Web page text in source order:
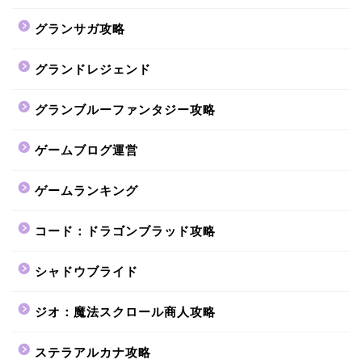
グランサガ攻略
グランドレジェンド
グランブルーファンタジー攻略
ゲームブログ運営
ゲームランキング
コード：ドラゴンブラッド攻略
シャドウブライド
ジオ：魔法スクロール商人攻略
ステラアルカナ攻略